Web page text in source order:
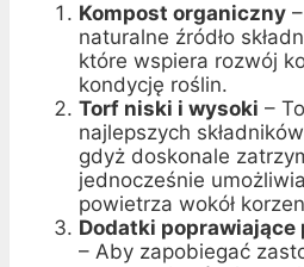
Kompost organiczny
naturalne źródło
które wspiera rozwój
kondycję roślin.
Torf niski i wysoki –
najlepszych
gdyż doskonale
jednocześnie
powietrza wokół
Dodatki
– Aby zapobiegać